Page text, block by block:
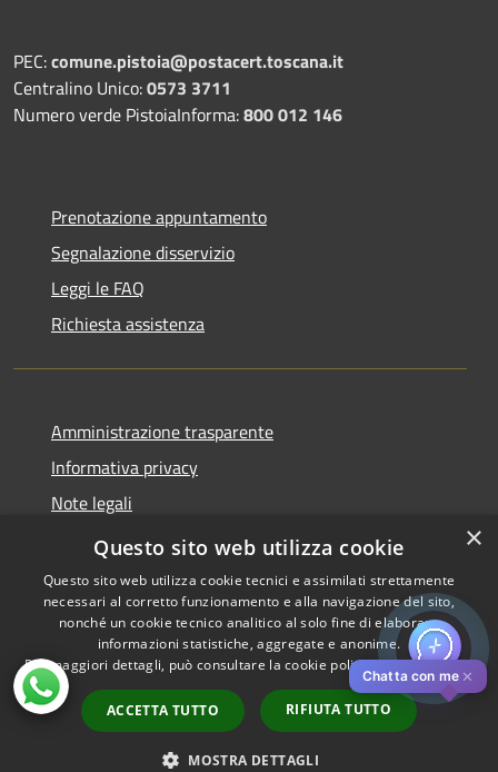
PEC:comune.pistoia@postacert.toscana.it
Centralino Unico:0573 3711
Numero verde PistoiaInforma:800 012 146
Prenotazione appuntamento
Segnalazione disservizio
Leggi le FAQ
Richiesta assistenza
Amministrazione trasparente
Informativa privacy
Note legali
Dichiarazione di accessibilità
Accessibilità
Privacy
Copyright © 2026 • Comune di
Pistoia • Powered by
Municipium• Accesso
redazione
Chatta con me ✕
×
Questo sito web utilizza cookie
Questo sito web utilizza cookie tecnici e assimilati strettamente
necessari al corretto funzionamento e alla navigazione del sito,
nonché un cookie tecnico analitico al solo fine di elaborare
informazioni statistiche, aggregate e anonime.
Per maggiori dettagli, può consultare la cookie policy al seguentelink
ACCETTA TUTTO RIFIUTA TUTTO
MOSTRA DETTAGLI